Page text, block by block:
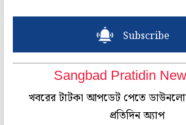
Subscribe
Sangbad Pratidin
খবরের টাটকা আপডেট পেতে
প্রতিদিন অ্যাপ